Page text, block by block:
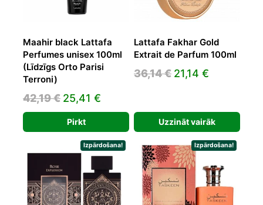
Maahir black Lattafa
Perfumes unisex 100ml
(Līdzīgs Orto Parisi
Terroni)
42,19€ Original
price
was:
42,19 €.
25,41 €
price
is:
25,41 €.
Pirkt
Lattafa Fakhar Gold
Extrait de Parfum 100ml
36,14€ Original
36,14 €.
21,14 €
21,14 €.
Uzzināt vairāk
Izpārdošana! Izpārdošana!